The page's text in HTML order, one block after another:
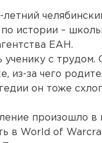
истории –
ЕАН.
с трудом.
из-за чего
он тоже
произошло в
в World of